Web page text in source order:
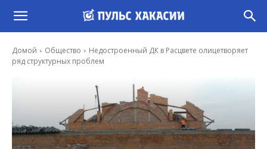
Домой Общество
Недостроенный ДК в Расцвете олицетворяет
ряд структурных проблем